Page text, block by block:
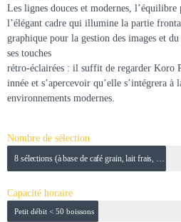
Les lignes douces et modernes,
l’élégant cadre qui illumine la partie
graphique pour la gestion des images et
ses touches
rétro-éclairées : il suffit de regarder Koro
innée et s’apercevoir qu’elle s’intégrera à
environnements modernes.
Nombre de sélection
Capacité horaire
Petit débit < 50 boissons